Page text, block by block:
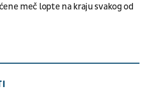
meč lopte na kraju svakog od